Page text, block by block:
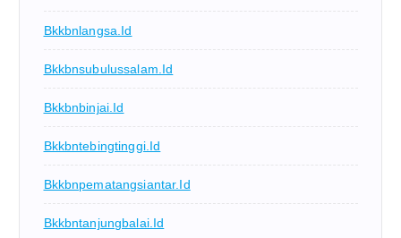
Bkkbnlangsa.id
Bkkbnsubulussalam.id
Bkkbnbinjai.id
Bkkbntebingtinggi.id
Bkkbnpematangsiantar.id
Bkkbntanjungbalai.id